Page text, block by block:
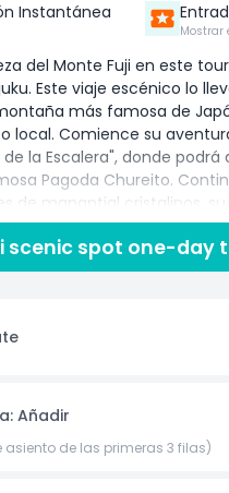
Instantánea
Mostrar
del Monte Fuji en este
Este viaje escénico lo
más famosa de
local. Comience su
la Escalera", donde
Pagoda Chureito.
de manantial cristalinos,
la hermosa zona del
El tour también incluye
un lugar viral para
scenic spot one-day
Añadir
asiento de las primeras 3 filas)